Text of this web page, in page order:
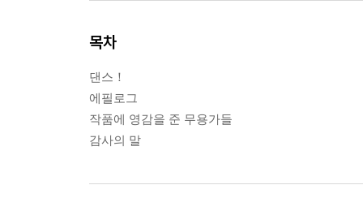
목차
댄스！
에필로그
작품에 영감을 준 무용가들
감사의 말